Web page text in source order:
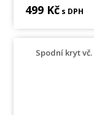
499 Kč s DPH
Spodní kryt